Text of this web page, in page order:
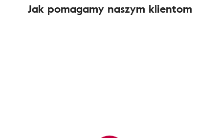
Jak pomagamy naszym klientom